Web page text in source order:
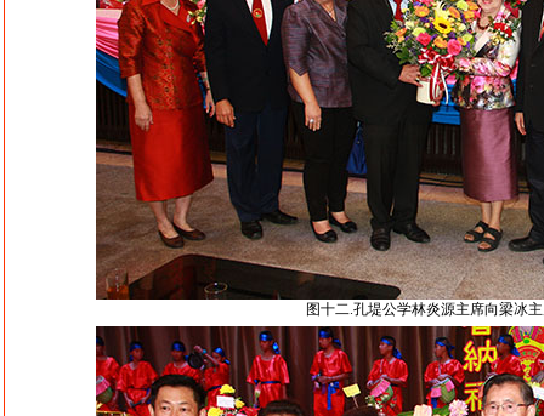
图十二.孔堤公学林炎源主席向梁冰